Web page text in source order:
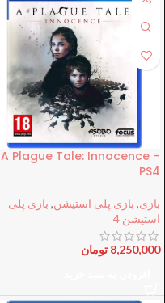
A Plague Tale: Innocence –
PS4
بازی, بازی پلی استیشن, بازی پلی
استیشن 4
8,250,000 تومان